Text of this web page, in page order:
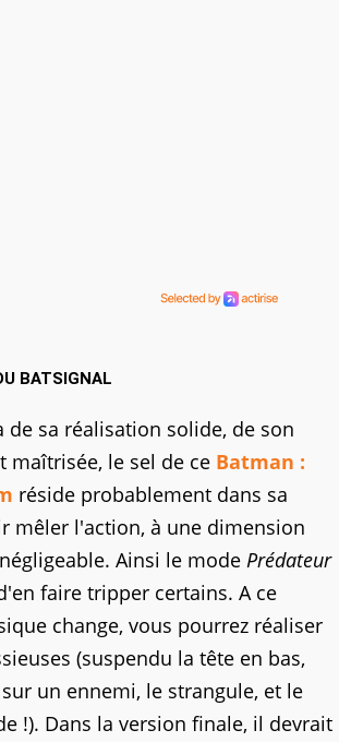
BATSIGNAL
de sa réalisation solide, de son
maîtrisée, le sel de ce Batman :
réside probablement dans sa
mêler l'action, à une dimension
Ainsi le mode Prédateur
faire tripper certains. A ce
change, vous pourrez réaliser
(suspendu la tête en bas,
un ennemi, le strangule, et le
!). Dans la version finale, il devrait